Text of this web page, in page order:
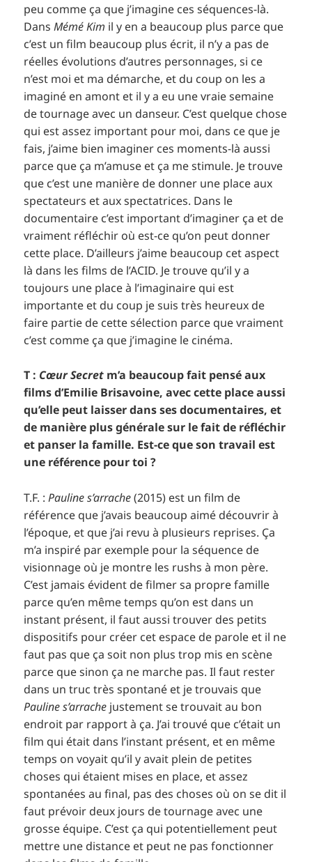
peu comme ça que j’imagine ces séquences-là.
DansMémé Kim il y en a beaucoup plus parce que
c’est un film beaucoup plus écrit, il n’y a pas de
réelles évolutions d’autres personnages, si ce
n’est moi et ma démarche, et du coup on les a
imaginé en amont et il y a eu une vraie semaine
de tournage avec un danseur. C’est quelque chose
qui est assez important pour moi, dans ce que je
fais, j’aime bien imaginer ces moments-là aussi
parce que ça m’amuse et ça me stimule. Je trouve
que c’est une manière de donner une place aux
spectateurs et aux spectatrices. Dans le
documentaire c’est important d’imaginer ça et de
vraiment réfléchir où est-ce qu’on peut donner
cette place. D’ailleurs j’aime beaucoup cet aspect
là dans les films de l’ACID. Je trouve qu’il y a
toujours une place à l’imaginaire qui est
importante et du coup je suis très heureux de
faire partie de cette sélection parce que vraiment
c’est comme ça que j’imagine le cinéma.
T : Cœur Secret m’a beaucoup fait pensé aux
films d’Emilie Brisavoine, avec cette place aussi
qu’elle peut laisser dans ses documentaires, et
de manière plus générale sur le fait de réfléchir
et panser la famille. Est-ce que son travail est
une référence pour toi ?
T.F. :Pauline s’arrache(2015) est un film de
référence que j’avais beaucoup aimé découvrir à
l’époque, et que j’ai revu à plusieurs reprises. Ça
m’a inspiré par exemple pour la séquence de
visionnage où je montre les rushs à mon père.
C’est jamais évident de filmer sa propre famille
parce qu’en même temps qu’on est dans un
instant présent, il faut aussi trouver des petits
dispositifs pour créer cet espace de parole et il ne
faut pas que ça soit non plus trop mis en scène
parce que sinon ça ne marche pas. Il faut rester
dans un truc très spontané et je trouvais que
Pauline s’arrache justement se trouvait au bon
endroit par rapport à ça. J’ai trouvé que c’était un
film qui était dans l’instant présent, et en même
temps on voyait qu’il y avait plein de petites
choses qui étaient mises en place, et assez
spontanées au final, pas des choses où on se dit il
faut prévoir deux jours de tournage avec une
grosse équipe. C’est ça qui potentiellement peut
mettre une distance et peut ne pas fonctionner